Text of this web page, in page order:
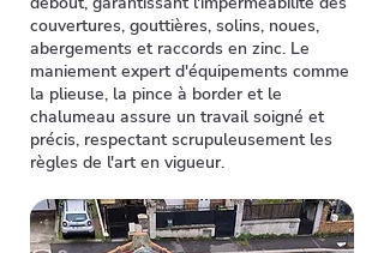
couvertures, gouttières, solins, noues,
abergements et raccords en zinc. Le
maniement expert d'équipements comme
la plieuse, la pince à border et le
chalumeau assure un travail soigné et
précis, respectant scrupuleusement les
règles de l'art en vigueur.